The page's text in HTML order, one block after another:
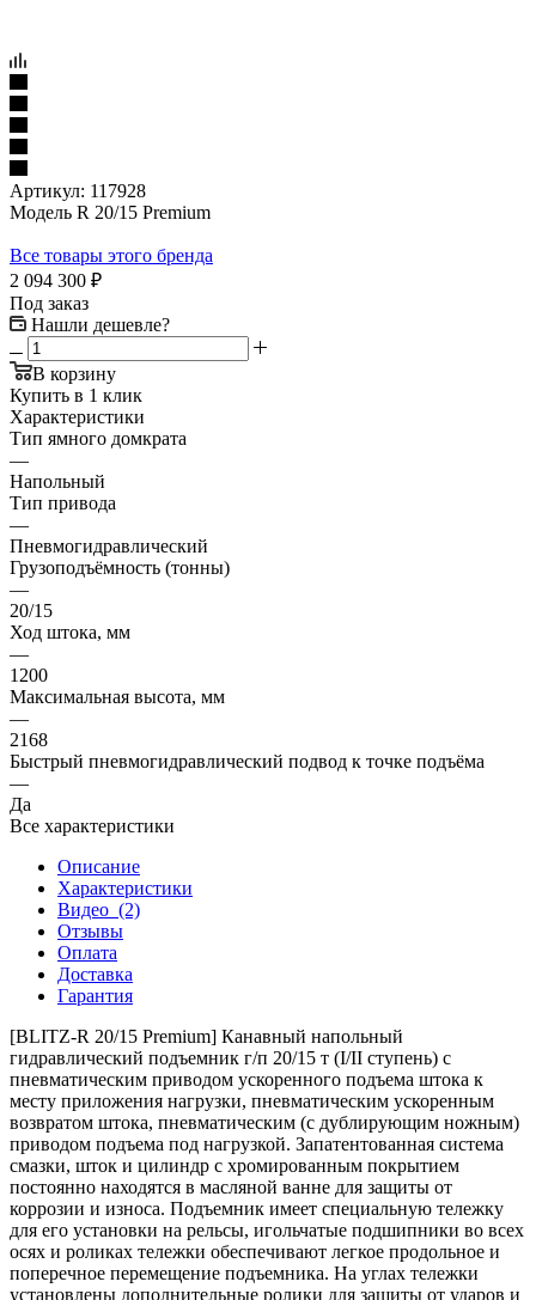
Артикул: 117928
Модель R 20/15 Premium
Все товары этого бренда
2 094 300 ₽
Под заказ
Нашли дешевле?
В корзину
Купить в 1 клик
Характеристики
Тип ямного домкрата
—
Напольный
Тип привода
—
Пневмогидравлический
Грузоподъёмность (тонны)
—
20/15
Ход штока, мм
—
1200
Максимальная высота, мм
—
2168
Быстрый пневмогидравлический подвод к точке подъёма
—
Да
Все характеристики
Описание
Характеристики
Видео (2)
Отзывы
Оплата
Доставка
Гарантия
[BLITZ-R 20/15 Premium] Канавный напольный
гидравлический подъемник г/п 20/15 т (I/II cтупень) с
пневматическим приводом ускоренного подъема штока к
месту приложения нагрузки, пневматическим ускоренным
возвратом штока, пневматическим (с дублирующим ножным)
приводом подъема под нагрузкой. Запатентованная система
смазки, шток и цилиндр с хромированным покрытием
постоянно находятся в масляной ванне для защиты от
коррозии и износа. Подъемник имеет специальную тележку
для его установки на рельсы, игольчатые подшипники во всех
осях и роликах тележки обеспечивают легкое продольное и
поперечное перемещение подъемника. На углах тележки
установлены дополнительные ролики для защиты от ударов и